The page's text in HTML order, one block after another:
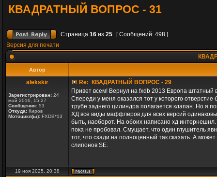
КВАДРАТНЫЙ ВОПРОС - 31
Страница 16 из 25
[ Сообщений: 498 ]
Версия для печати
Автор
alekskir
Зарегистрирован: 24
май 2016, 15:27
Сообщения: 53
Откуда: Киров
Мотоцикл(ы): FXDB*13
Re: КВАДРАТНЫЙ ВОПРОС - 29
Привет всем! Вернул на fxdb 2013 Европа штатный
Спереди у меня оказался тот у которого
трубе заднего цилиндра полагается клапан. Но я
ХД все виды маффлеров для всех версий
быть, наоборот. На обоих написано хд интернешнл.
пока не пробовал. Смущает, что один глушитель
тот, что сзади на полноценный так сказать. А
слипонов SE.
19 ноя 2025, 20:38